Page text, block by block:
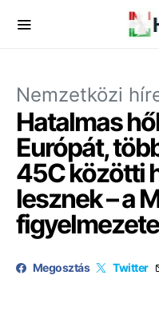
Nemzetközi
Hatalmas
Európát,
45C közötti
lesznek – a
Megosztás Twitter